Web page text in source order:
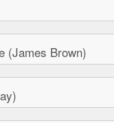
Brown)